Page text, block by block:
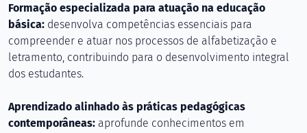
Formação especializada para atuação na educação
básica: desenvolva competências essenciais para
compreender e atuar nos processos de alfabetização e
letramento, contribuindo para o desenvolvimento integral
dos estudantes.
Aprendizado alinhado às práticas pedagógicas
contemporâneas: aprofunde conhecimentos em